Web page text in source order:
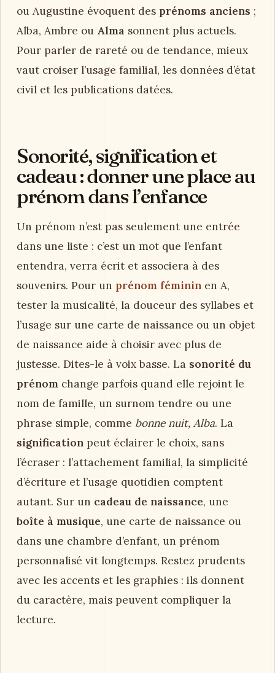
ou Augustine évoquent des prénoms anciens ;
Alba, Ambre ou Alma sonnent plus actuels.
Pour parler de rareté ou de tendance, mieux
vaut croiser l’usage familial, les données d’état
civil et les publications datées.
Sonorité, signification et
cadeau : donner une place au
prénom dans l’enfance
Un prénom n’est pas seulement une entrée
dans une liste : c’est un mot que l’enfant
entendra, verra écrit et associera à des
souvenirs. Pour un prénom féminin en A,
tester la musicalité, la douceur des syllabes et
l’usage sur une carte de naissance ou un objet
de naissance aide à choisir avec plus de
justesse. Dites-le à voix basse. La sonorité du
prénom change parfois quand elle rejoint le
nom de famille, un surnom tendre ou une
phrase simple, comme bonne nuit, Alba. La
signification peut éclairer le choix, sans
l’écraser : l’attachement familial, la simplicité
d’écriture et l’usage quotidien comptent
autant. Sur un cadeau de naissance, une
boîte à musique, une carte de naissance ou
dans une chambre d’enfant, un prénom
personnalisé vit longtemps. Restez prudents
avec les accents et les graphies : ils donnent
du caractère, mais peuvent compliquer la
lecture.